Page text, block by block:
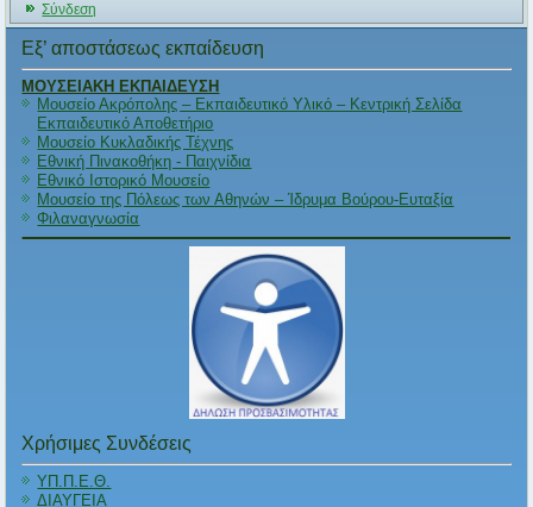
Σύνδεση
Εξ’ αποστάσεως εκπαίδευση
ΜΟΥΣΕΙΑΚΗ ΕΚΠΑΙΔΕΥΣΗ
Μουσείο Ακρόπολης – Εκπαιδευτικό Υλικό – Κεντρική Σελίδα
Εκπαιδευτικό Αποθετήριο
Μουσείο Κυκλαδικής Τέχνης
Εθνική Πινακοθήκη - Παιχνίδια
Εθνικό Ιστορικό Μουσείο
Μουσείο της Πόλεως των Αθηνών – Ίδρυμα Βούρου-Ευταξία
Φιλαναγνωσία
Χρήσιμες Συνδέσεις
ΥΠ.Π.Ε.Θ.
ΔΙΑΥΓΕΙΑ